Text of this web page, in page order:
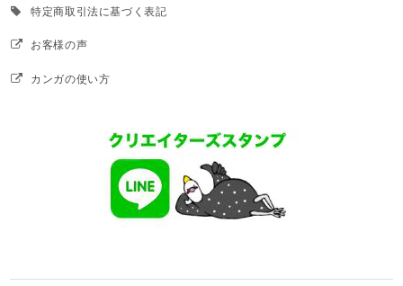
特定商取引法に基づく表記
お客様の声
カンガの使い方